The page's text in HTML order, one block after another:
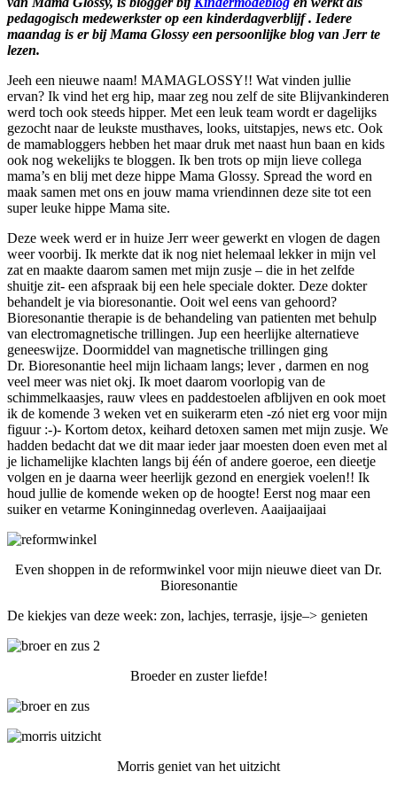
pedagogisch medewerkster op een kinderdagverblijf . Iedere
maandag is er bij Mama Glossy een persoonlijke blog van Jerr te
lezen.
Jeeh een nieuwe naam! MAMAGLOSSY!! Wat vinden jullie
ervan? Ik vind het erg hip, maar zeg nou zelf de site Blijvankinderen
werd toch ook steeds hipper. Met een leuk team wordt er dagelijks
gezocht naar de leukste musthaves, looks, uitstapjes, news etc. Ook
de mamabloggers hebben het maar druk met naast hun baan en kids
ook nog wekelijks te bloggen. Ik ben trots op mijn lieve collega
mama’s en blij met deze hippe Mama Glossy. Spread the word en
maak samen met ons en jouw mama vriendinnen deze site tot een
super leuke hippe Mama site.
Deze week werd er in huize Jerr weer gewerkt en vlogen de dagen
weer voorbij. Ik merkte dat ik nog niet helemaal lekker in mijn vel
zat en maakte daarom samen met mijn zusje – die in het zelfde
shuitje zit- een afspraak bij een hele speciale dokter. Deze dokter
behandelt je via bioresonantie. Ooit wel eens van gehoord?
Bioresonantie therapie is de behandeling van patienten met behulp
van electromagnetische trillingen. Jup een heerlijke alternatieve
geneeswijze. Doormiddel van magnetische trillingen ging
Dr. Bioresonantie heel mijn lichaam langs; lever , darmen en nog
veel meer was niet okj. Ik moet daarom voorlopig van de
schimmelkaasjes, rauw vlees en paddestoelen afblijven en ook moet
ik de komende 3 weken vet en suikerarm eten -zó niet erg voor mijn
figuur :-)- Kortom detox, keihard detoxen samen met mijn zusje. We
hadden bedacht dat we dit maar ieder jaar moesten doen even met al
je lichamelijke klachten langs bij één of andere goeroe, een dieetje
volgen en je daarna weer heerlijk gezond en energiek voelen!! Ik
houd jullie de komende weken op de hoogte! Eerst nog maar een
suiker en vetarme Koninginnedag overleven. Aaaijaaijaai
Even shoppen in de reformwinkel voor mijn nieuwe dieet van Dr.
Bioresonantie
De kiekjes van deze week: zon, lachjes, terrasje, ijsje–> genieten
Broeder en zuster liefde!
Morris geniet van het uitzicht